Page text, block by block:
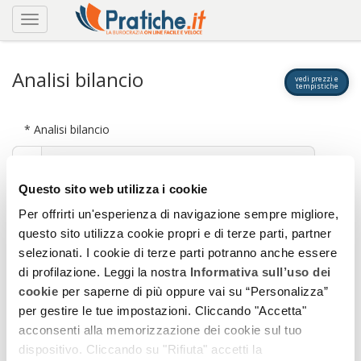
Questo sito web utilizza i cookie
Per offrirti un'esperienza di navigazione sempre migliore,
questo sito utilizza cookie propri e di terze parti, partner
selezionati. I cookie di terze parti potranno anche essere
di profilazione. Leggi la nostra Informativa sull’uso dei
cookie per saperne di più oppure vai su “Personalizza”
per gestire le tue impostazioni. Cliccando "Accetta"
acconsenti alla memorizzazione dei cookie sul tuo
dispositivo. Cliccando su "Rifiuta" accetti la
vedi prezzi e
tempistiche
Analisi bilancio
* Analisi bilancio
ultimi 3 anni (+ € 26,50)
anno specifico
* campo obbligatorio
RICHIEDI